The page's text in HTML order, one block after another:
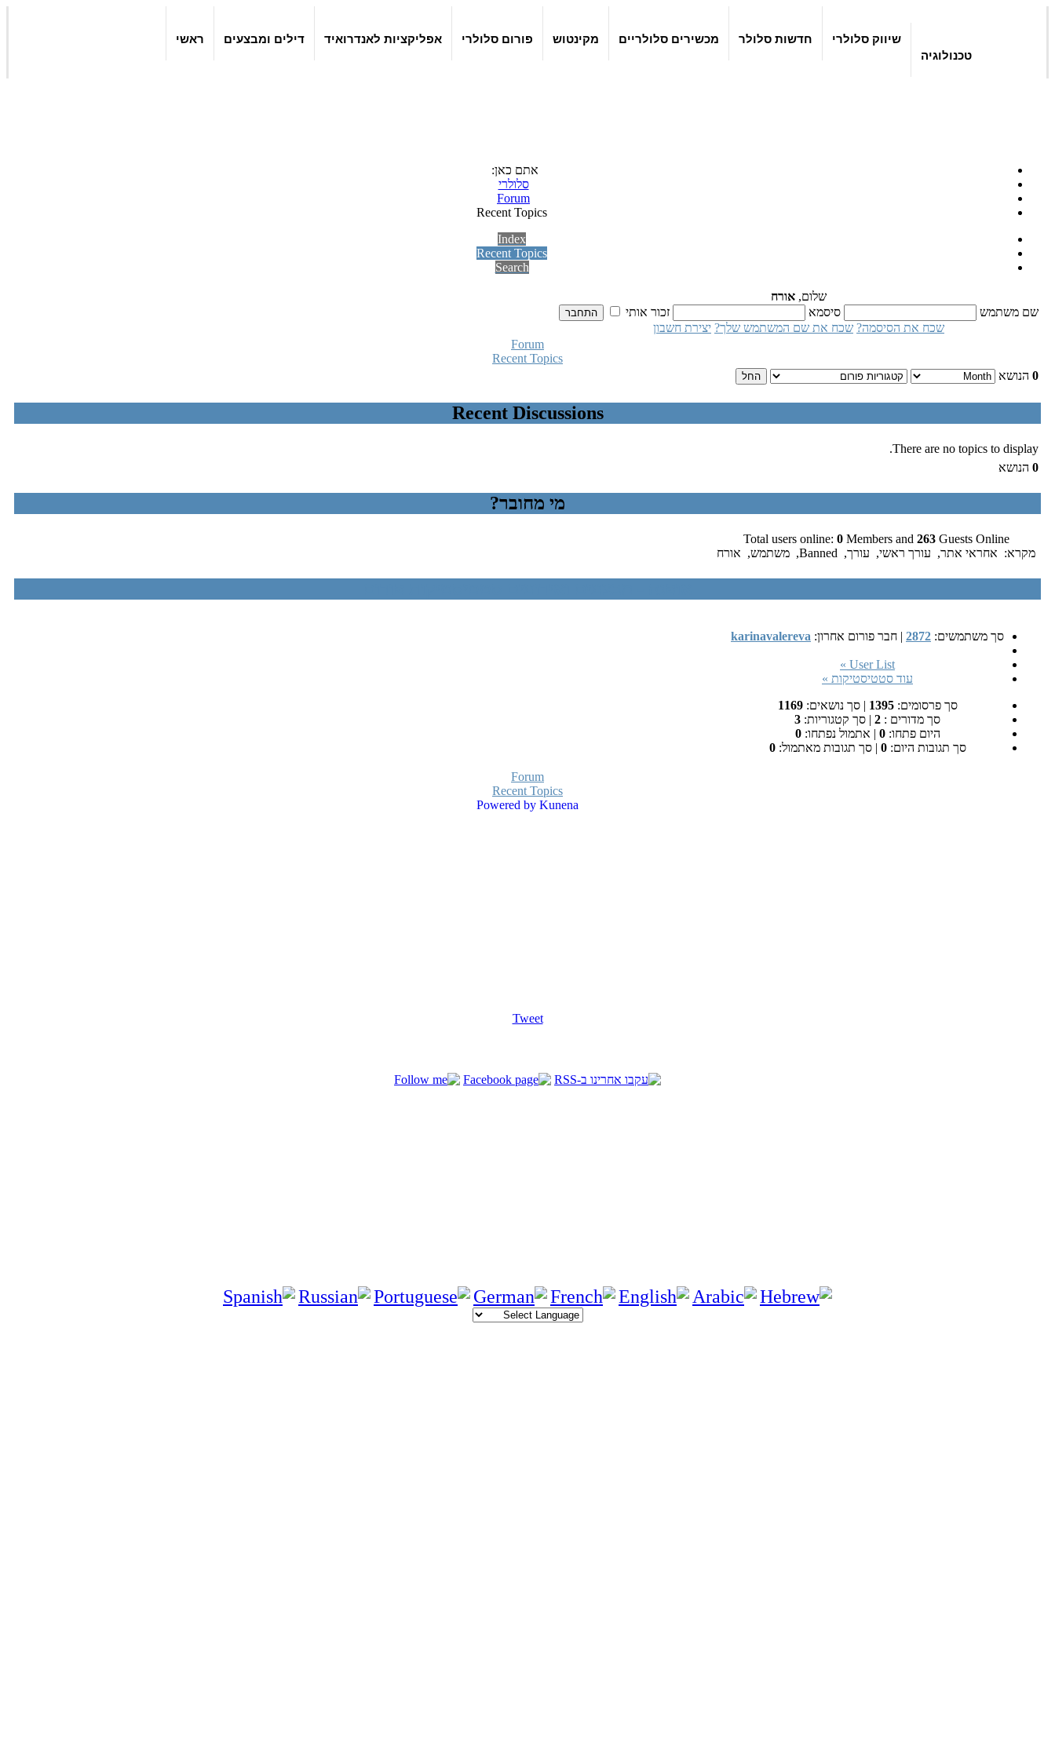
ראשי דילים ומבצעים אפליקציות לאנדרואיד פורום סלולרי מקינטוש מכשירים סלולריים חדשות סלולר
שיווק סלולרי
טכנולוגיה
אתם כאן:
סלולרי
Forum
Recent Topics
Index
Recent Topics
Search
שלום, אורח
שם משתמש
סיסמא
זכור אותי
שכח את הסיסמה? שכח את שם המשתמש שלך? יצירת חשבון
Forum
Recent Topics
0 הנושא
Recent Discussions
There are no topics to display.
0 הנושא
מי מחובר?
Total users online: 0 Members and 263 Guests Online
מקרא: אחראי אתר, עורך ראשי, עורך,
Banned
, משתמש, אורח
סך משתמשים: 2872
| חבר פורום אחרון: karinavalereva
User List »
עוד סטטיסטיקות »
סך פרסומים:1395
| סך נושאים:1169
סך מדורים : 2
| סך קטגוריות: 3
היום פתחו:0
| אתמול נפתחו:0
סך תגובות היום:0
| סך תגובות מאתמול:0
Forum
Recent Topics
Powered by Kunena
Tweet